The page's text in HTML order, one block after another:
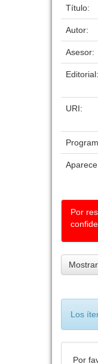
Título:
Autor:
Asesor:
Editorial:
URI:
Por
Los
Por